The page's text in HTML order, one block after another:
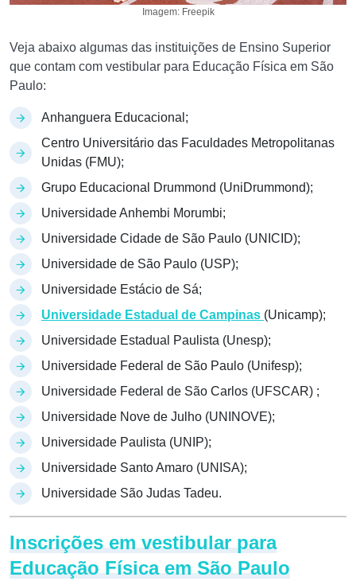
Imagem: Freepik
Veja abaixo algumas das instituições de Ensino Superior
que contam com vestibular para Educação Física em São
Paulo:
Anhanguera Educacional;
Centro Universitário das Faculdades Metropolitanas
Unidas (FMU);
Grupo Educacional Drummond (UniDrummond);
Universidade Anhembi Morumbi;
Universidade Cidade de São Paulo (UNICID);
Universidade de São Paulo (USP);
Universidade Estácio de Sá;
Universidade Estadual de Campinas (Unicamp);
Universidade Estadual Paulista (Unesp);
Universidade Federal de São Paulo (Unifesp);
Universidade Federal de São Carlos (UFSCAR) ;
Universidade Nove de Julho (UNINOVE);
Universidade Paulista (UNIP);
Universidade Santo Amaro (UNISA);
Universidade São Judas Tadeu.
Inscrições em vestibular para
Educação Física em São Paulo